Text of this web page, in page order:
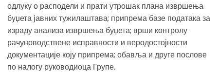
одлуку о расподели и прати утрошак плана извршења
буџета јавних тужилаштава; припрема базе података за
израду анализа извршења буџета; врши контролу
рачуноводствене исправности и веродостојности
документације коју припрема; обавља и друге послове
по налогу руководиоца Групе.